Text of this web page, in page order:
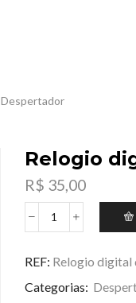
Despertador
Relogio
R$ 35,00
Relogio
de
parede
ZB-
REF: Relogio digital
Categorias: